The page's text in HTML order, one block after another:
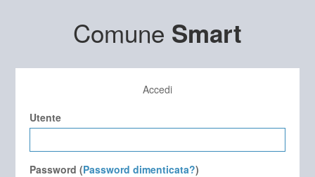
Comune Smart
Accedi
Utente
Password (Password dimenticata?)